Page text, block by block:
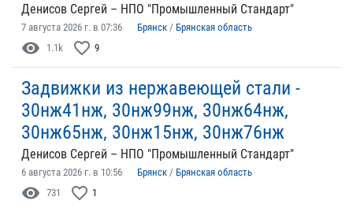
Денисов Сергей – НПО "Промышленный Стандарт"
7 августа 2026 г. в 07:36 Брянск / Брянская область
visibility 1.1k favorite_border 9
Задвижки из нержавеющей стали -
30нж41нж, 30нж99нж, 30нж64нж,
30нж65нж, 30нж15нж, 30нж76нж
Денисов Сергей – НПО "Промышленный Стандарт"
6 августа 2026 г. в 10:56 Брянск / Брянская область
visibility 731 favorite_border 1